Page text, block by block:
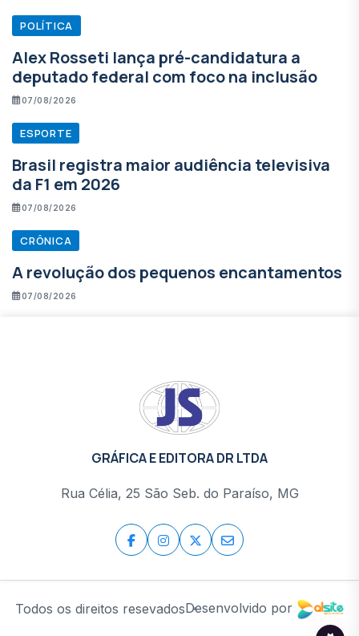
POLÍTICA
Alex Rosseti lança pré-candidatura a
deputado federal com foco na inclusão
07/08/2026
ESPORTE
Brasil registra maior audiência televisiva
da F1 em 2026
07/08/2026
CRÔNICA
A revolução dos pequenos encantamentos
07/08/2026
GRÁFICA E EDITORA DR LTDA
Rua Célia, 25 São Seb. do Paraíso, MG
Todos os direitos resevadosDesenvolvido por